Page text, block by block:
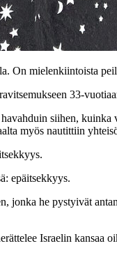
mielenkiintoista
33-
siihen,
myös nautittiin
epäitsekkyys.
jonka he pystyivät
Israelin kansaa